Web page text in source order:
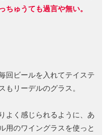
ちゅうても過言や無い。
回ビールを入れてテイステ
もリーデルのグラス。
よく感じられるように、あ
用のワイングラスを使っと